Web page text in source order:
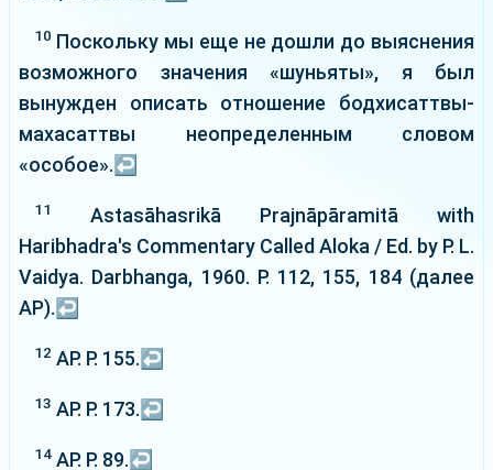
10 Поскольку мы еще не дошли до выяснения
возможного значения «шуньяты», я был
вынужден описать отношение бодхисаттвы-
махасаттвы неопределенным словом
«особое».↩
11
Astasāhasrikā Prajnāpāramitā with
Haribhadra's Commentary Called Aloka / Ed. by P. L.
Vaidya. Darbhanga, 1960. P. 112, 155, 184 (далее
AP).↩
12 AP. P. 155.↩
13 AP. P. 173.↩
14AP. P. 89.↩